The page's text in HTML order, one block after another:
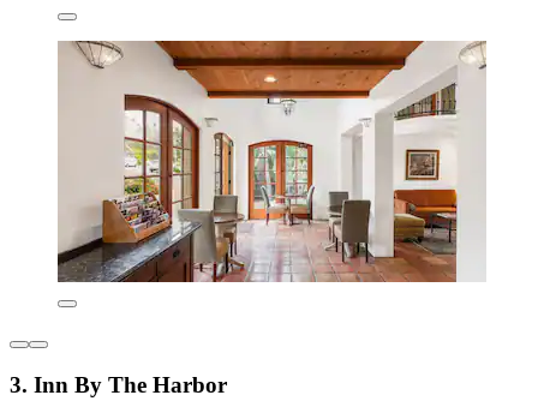
3. Inn By The Harbor